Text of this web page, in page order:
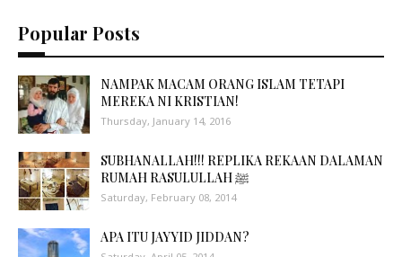
Popular Posts
NAMPAK MACAM ORANG ISLAM TETAPI
MEREKA NI KRISTIAN!
Thursday, January 14, 2016
SUBHANALLAH!!! REPLIKA REKAAN DALAMAN
RUMAH RASULULLAH ﷺ
Saturday, February 08, 2014
APA ITU JAYYID JIDDAN?